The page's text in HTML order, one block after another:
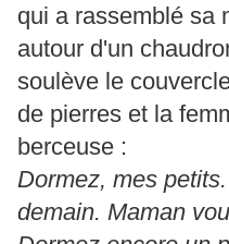
qui a rassemblé sa
autour d'un
soulève le
de pierres et la
berceuse :
Dormez, mes
demain. Maman